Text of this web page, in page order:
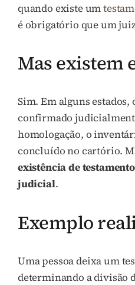
quando existe um
é obrigatório que um
Mas existem
Sim. Em alguns
confirmado
homologação, o
concluído no cartório.
existência de
judicial.
Exemplo
Uma pessoa deixa um
determinando a divisão